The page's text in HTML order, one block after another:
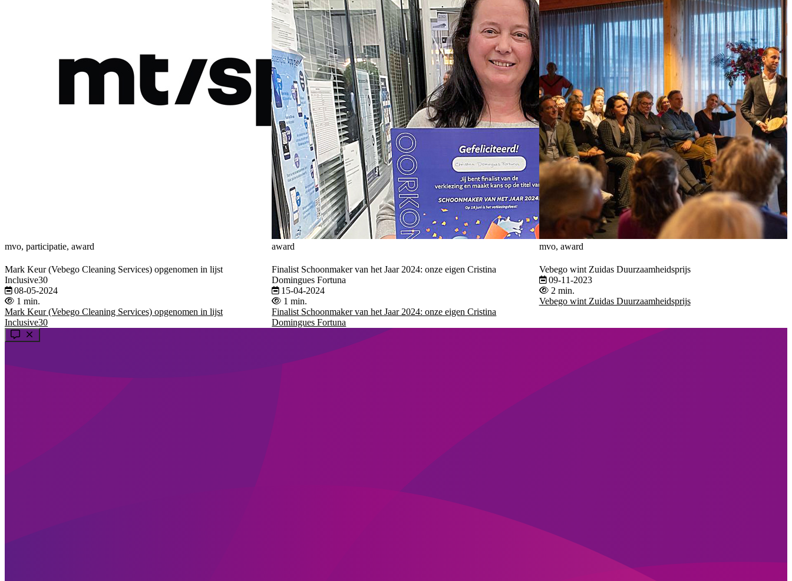
mvo, participatie, award
Mark Keur (Vebego Cleaning Services) opgenomen in lijst
Inclusive30
08-05-2024
1 min.
Mark Keur (Vebego Cleaning Services) opgenomen in lijst
Inclusive30
award
Finalist Schoonmaker van het Jaar 2024: onze eigen Cristina
Domingues Fortuna
15-04-2024
1 min.
Finalist Schoonmaker van het Jaar 2024: onze eigen Cristina
Domingues Fortuna
mvo, award
Vebego wint Zuidas Duurzaamheidsprijs
09-11-2023
2 min.
Vebego wint Zuidas Duurzaamheidsprijs